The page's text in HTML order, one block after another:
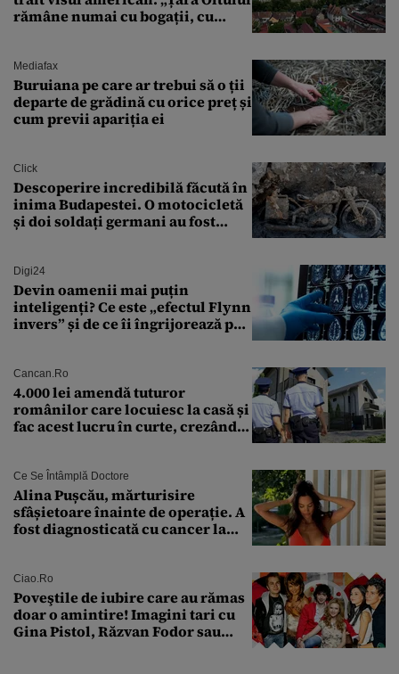
rămâne numai cu bogații, cu
Mediafax
Buruiana pe care ar trebui să o ții
departe de grădină cu orice preț și
cum previi apariția ei
Click
Descoperire incredibilă făcută în
inima Budapestei. O motocicletă
și doi soldați germani au fost
Digi24
Devin oamenii mai puțin
inteligenți? Ce este „efectul Flynn
invers” și de ce îi îngrijorează pe
Cancan.ro
4.000 lei amendă tuturor
românilor care locuiesc la casă și
fac acest lucru în curte, crezând
Ce Se Întâmplă Doctore
Alina Pușcău, mărturisire
sfâșietoare înainte de operație. A
fost diagnosticată cu cancer la
îmi salvez viața”
Ciao.ro
Poveştile de iubire care au rămas
doar o amintire! Imagini tari cu
Gina Pistol, Răzvan Fodor sau